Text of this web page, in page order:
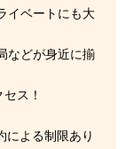
イベートにも大
などが身近に揃
ス！
よる制限あり